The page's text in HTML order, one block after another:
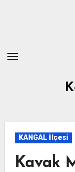
KANGAL İlçesi
Kavak